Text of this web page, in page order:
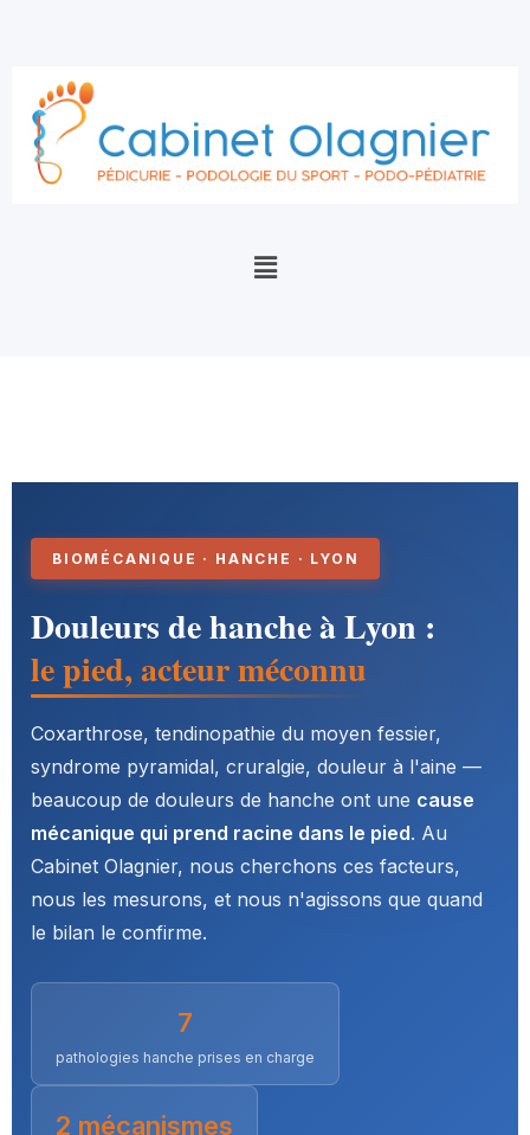
BIOMÉCANIQUE · HANCHE · LYON
Douleurs de hanche à Lyon :
le pied, acteur méconnu
Coxarthrose, tendinopathie du moyen fessier,
syndrome pyramidal, cruralgie, douleur à l'aine —
beaucoup de douleurs de hanche ont une cause
mécanique qui prend racine dans le pied. Au
Cabinet Olagnier, nous cherchons ces facteurs,
nous les mesurons, et nous n'agissons que quand
le bilan le confirme.
7
pathologies hanche prises en charge
2 mécanismes